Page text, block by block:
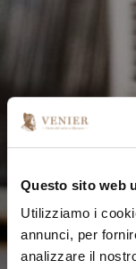
Questo sito web
Utilizziamo i
annunci, per
analizzare il